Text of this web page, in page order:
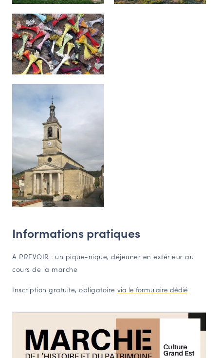
Informations pratiques
A PREVOIR : un pique-nique, déjeuner en extérieur au
cours de la marche
Inscription gratuite, obligatoire via le formulaire dédié